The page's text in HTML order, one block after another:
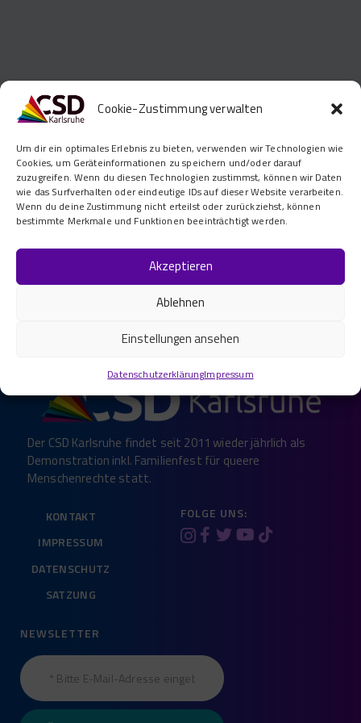
Cookie-Zustimmung verwalten
Um dir ein optimales Erlebnis zu bieten, verwenden wir Technologien wie
Cookies, um Geräteinformationen zu speichern und/oder darauf
zuzugreifen. Wenn du diesen Technologien zustimmst, können wir Daten
wie das Surfverhalten oder eindeutige IDs auf dieser Website verarbeiten.
Wenn du deine Zustimmung nicht erteilst oder zurückziehst, können
bestimmte Merkmale und Funktionen beeinträchtigt werden.
Akzeptieren
Ablehnen
Einstellungen ansehen
DatenschutzerklärungImpressum
Join Us
Become One Of Our Growing Family Of
To Protect Animals.
[mc4wp_form id="253" element_id="light-form"]
Der CSD Karlsruhe findet seit 2011 wieder jährlich als
Demonstration inkl. Familienfest für queere
Menschenrechte statt.
KONTAKT
IMPRESSUM
DATENSCHUTZ
SATZUNG
FOLGE UNS:
NEWSLETTER